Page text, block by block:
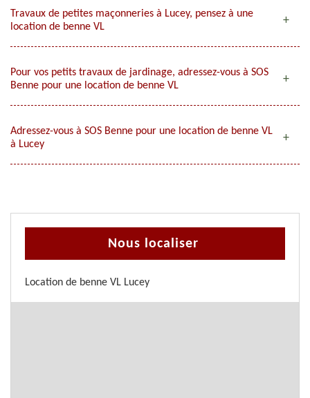
Travaux de petites maçonneries à Lucey, pensez à une
location de benne VL
Pour vos petits travaux de jardinage, adressez-vous à SOS
Benne pour une location de benne VL
Adressez-vous à SOS Benne pour une location de benne VL
à Lucey
Nous localiser
Location de benne VL Lucey